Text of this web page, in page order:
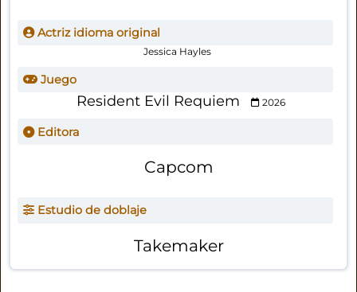
Actriz idioma original
Jessica Hayles
Juego
Resident Evil Requiem 2026
Editora
Capcom
Estudio de doblaje
Takemaker